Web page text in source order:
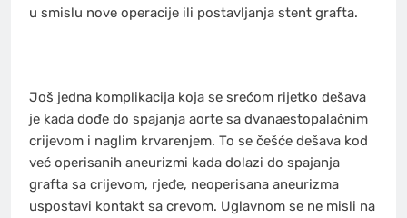
u smislu nove operacije ili postavljanja stent grafta.
Još jedna komplikacija koja se srećom rijetko dešava
je kada dođe do spajanja aorte sa dvanaestopalačnim
crijevom i naglim krvarenjem. To se češće dešava kod
već operisanih aneurizmi kada dolazi do spajanja
grafta sa crijevom, rjeđe, neoperisana aneurizma
uspostavi kontakt sa crevom. Uglavnom se ne misli na